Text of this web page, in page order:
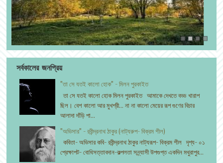
সর্বকালের জনপ্রিয়
"তা সে যতই কালো হোক" - মিলন পুরকাইত
তা সে যতই কালো হোক মিলন পুরকাইত আমাকে দেখতে বড্ড খারাপ
ছিল। বেশ কালো আর মুখশ্রী... না না কালো মেয়ের রূপ গুণের বিচার
আলাদা দাঁড়ি পা...
"অভিসার" - রবীন্দ্রনাথ ঠাকুর (নাট্যরুপ- বিক্রম শীল)
কবিতা- অভিসার কবি- রবীন্দ্রনাথ ঠাকুর নাট্যরূপ- বিক্রম শীল দৃশ্য- ০১
প্রেক্ষাপট- বোধিসত্তাবদান-কল্পলতা সন্ন্যাসী উপগুপ্ত একদিন মথুরাপুর...